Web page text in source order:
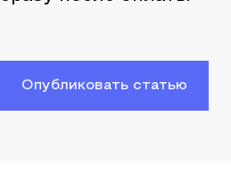
Опубликовать статью